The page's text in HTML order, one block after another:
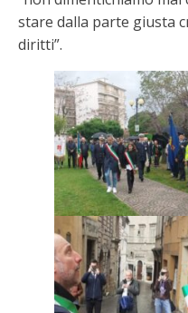
stare dalla parte giusta
diritti”.